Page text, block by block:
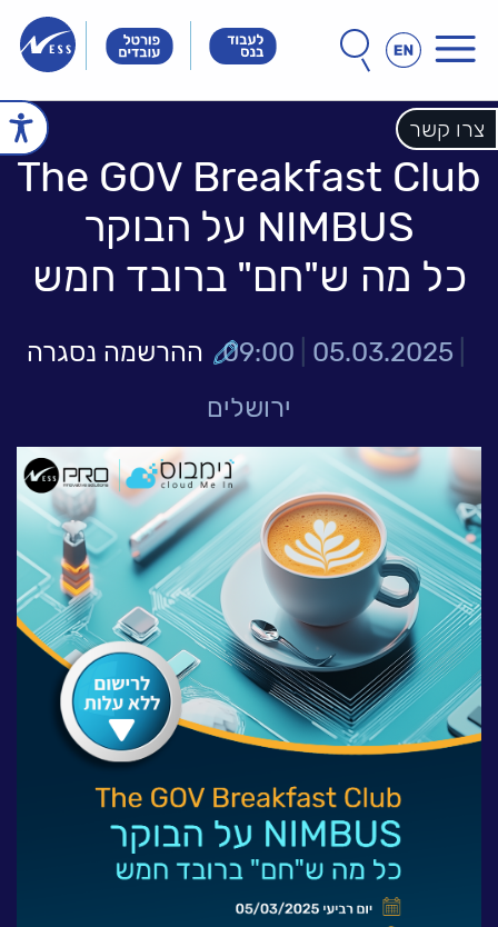
צרו קשר
&
Meet
People
&
People
&
People
חפש
באתר
חיפוש
עמוד הבית
הכל אודות נס
זה הסיפור שלנו
הנהלת נס
לקוחות מספרים
N25 - סדרת סרטונים
פתרונות התוכנה
מגזרים והתמחויות ליבה
לעבוד בנס
אירועים וכנסים
פודקאסט
נס בכותרות
וובינרים מומלצים
דברו איתנו
The GOV Breakfast Club
NIMBUS על הבוקר
כל מה ש"חם" ברובד חמש
05.03.2025
09:00
ההרשמה נסגרה
ירושלים